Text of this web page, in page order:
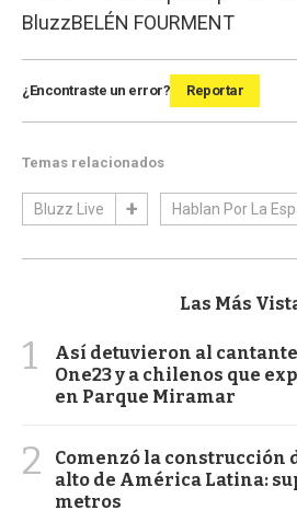
BluzzBELÉN FOURMENT
¿Encontraste un error? Reportar
Temas relacionados
Bluzz Live Hablan Por La
Las Más
1
Así detuvieron al
One23 y a chilenos que
en Parque Miramar
2
Comenzó la construcción
alto de América Latina:
metros